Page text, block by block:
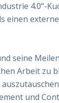
4.0“-
einen
seine
Arbeit zu
und